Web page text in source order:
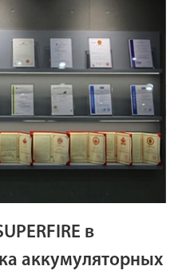
в
аккумуляторных